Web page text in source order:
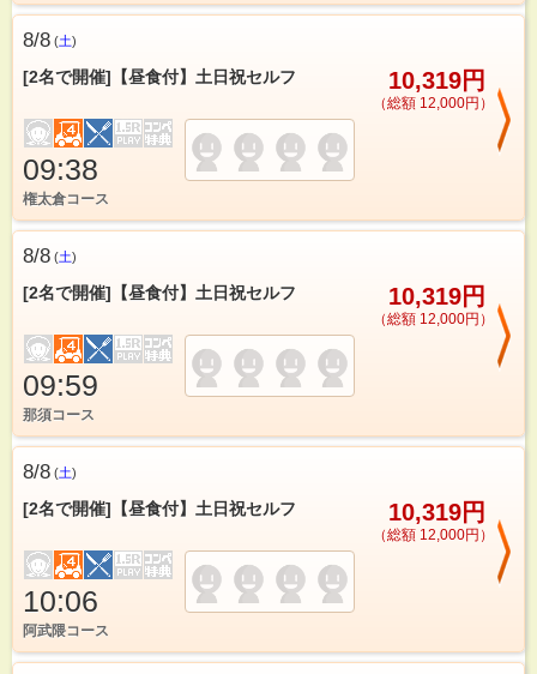
8/8 (土)
[2名で開催]【昼食付】土日祝セルフ 10,319円
（総額 12,000円）
09:38
権太倉コース
8/8 (土)
[2名で開催]【昼食付】土日祝セルフ 10,319円
（総額 12,000円）
09:59
那須コース
8/8 (土)
[2名で開催]【昼食付】土日祝セルフ 10,319円
（総額 12,000円）
10:06
阿武隈コース